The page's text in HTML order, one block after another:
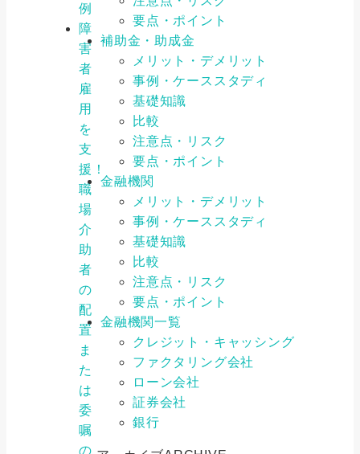
例
障
害
者
雇
用
を
支
援！
職
場
介
助
者
の
配
置
ま
た
は
委
嘱
の
要点・ポイント
補助金・助成金
メリット・デメリット
事例・ケーススタディ
基礎知識
比較
注意点・リスク
要点・ポイント
金融機関
メリット・デメリット
事例・ケーススタディ
基礎知識
比較
注意点・リスク
要点・ポイント
金融機関一覧
クレジット・キャッシング
ファクタリング会社
ローン会社
証券会社
銀行